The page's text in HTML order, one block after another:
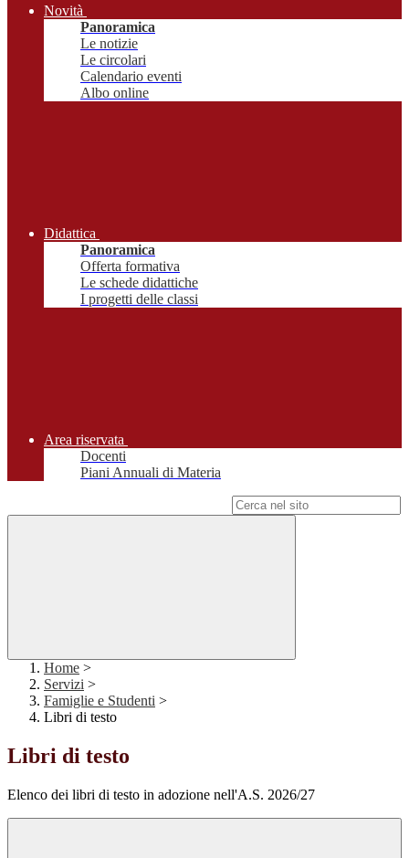
Novità
Panoramica
Le notizie
Le circolari
Calendario eventi
Albo online
Didattica
Panoramica
Offerta formativa
Le schede didattiche
I progetti delle classi
Area riservata
Docenti
Piani Annuali di Materia
Home >
Servizi >
Famiglie e Studenti >
Libri di testo
Libri di testo
Elenco dei libri di testo in adozione nell'A.S. 2026/27